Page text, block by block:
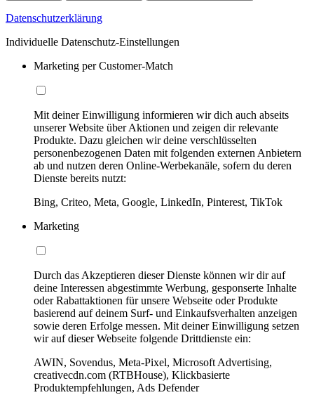
Datenschutzerklärung
Individuelle Datenschutz-Einstellungen
Marketing per Customer-Match
Mit deiner Einwilligung informieren wir dich auch abseits
unserer Website über Aktionen und zeigen dir relevante
Produkte. Dazu gleichen wir deine verschlüsselten
personenbezogenen Daten mit folgenden externen Anbietern
ab und nutzen deren Online-Werbekanäle, sofern du deren
Dienste bereits nutzt:
Bing, Criteo, Meta, Google, LinkedIn, Pinterest, TikTok
Marketing
Durch das Akzeptieren dieser Dienste können wir dir auf
deine Interessen abgestimmte Werbung, gesponserte Inhalte
oder Rabattaktionen für unsere Webseite oder Produkte
basierend auf deinem Surf- und Einkaufsverhalten anzeigen
sowie deren Erfolge messen. Mit deiner Einwilligung setzen
wir auf dieser Webseite folgende Drittdienste ein:
AWIN, Sovendus, Meta-Pixel, Microsoft Advertising,
creativecdn.com (RTBHouse), Klickbasierte
Produktempfehlungen, Ads Defender